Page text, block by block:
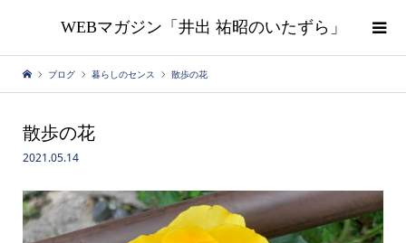
WEBマガジン「井出 祐昭のいたずら」
ブログ 暮らしのセンス 散歩の花
散歩の花
2021.05.14